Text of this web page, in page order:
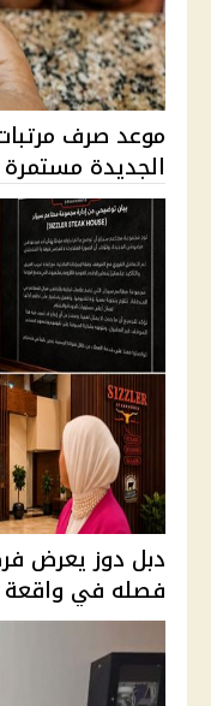
الجديدة مستمرة
دبل دوز يعرض
فصله في واقعة